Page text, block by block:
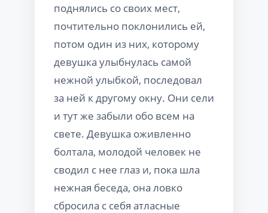
поднялись со своих мест,
почтительно поклонились ей,
потом один из них, которому
девушка улыбнулась самой
нежной улыбкой, последовал
за ней к другому окну. Они сели
и тут же забыли обо всем на
свете. Девушка оживленно
болтала, молодой человек не
сводил с нее глаз и, пока шла
нежная беседа, она ловко
сбросила с себя атласные